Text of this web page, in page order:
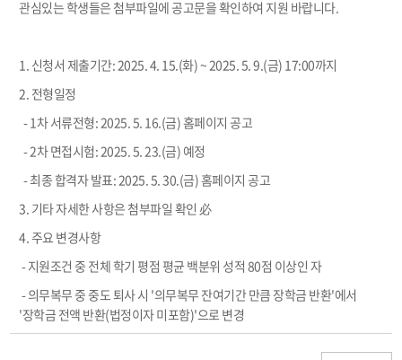
발전기금
관심있는 학생들은 첨부파일에 공고문을 확인하여 지원 바랍니다.
1. 신청서 제출기간: 2025. 4. 15.(화) ~ 2025. 5. 9.(금) 17:00까지
2. 전형일정
- 1차 서류전형: 2025. 5. 16.(금) 홈페이지 공고
- 2차 면접시험: 2025. 5. 23.(금) 예정
- 최종 합격자 발표: 2025. 5. 30.(금) 홈페이지 공고
3. 기타 자세한 사항은 첨부파일 확인 必
4. 주요 변경사항
- 지원조건 중 전체 학기 평점 평균 백분위 성적 80점 이상인 자
- 의무복무 중 중도 퇴사 시 '의무복무 잔여기간 만큼 장학금 반환'에서
'장학금 전액 반환(법정이자 미포함)'으로 변경